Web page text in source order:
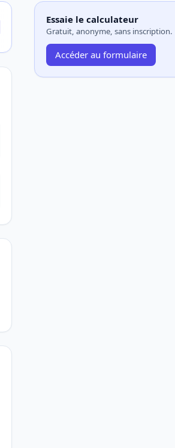
Essaie le calculateur
Gratuit, anonyme, sans inscription.
Accéder au formulaire